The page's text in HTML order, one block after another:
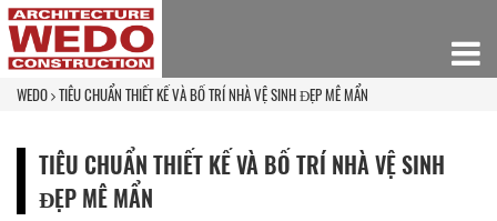
WEDO TIÊU CHUẨN THIẾT KẾ VÀ BỐ TRÍ NHÀ VỆ SINH ĐẸP MÊ MẨN
TIÊU CHUẨN THIẾT KẾ VÀ BỐ TRÍ NHÀ VỆ SINH
ĐẸP MÊ MẨN